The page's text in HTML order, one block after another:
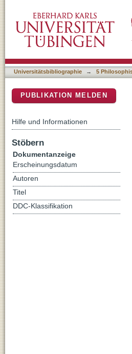
Universitätsbibliographie → 5
PUBLIKATION MELDEN
Hilfe und Informationen
Stöbern
Dokumentanzeige
Erscheinungsdatum
Autoren
Titel
DDC-Klassifikation